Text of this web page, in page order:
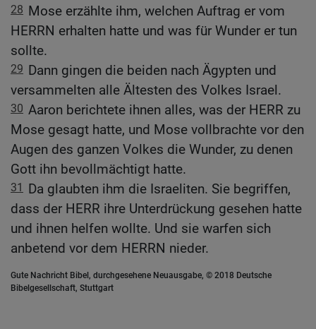
28 Mose erzählte ihm, welchen Auftrag er vom
HERRN erhalten hatte und was für Wunder er tun
sollte.
29 Dann gingen die beiden nach Ägypten und
versammelten alle Ältesten des Volkes Israel.
30 Aaron berichtete ihnen alles, was der HERR zu
Mose gesagt hatte, und Mose vollbrachte vor den
Augen des ganzen Volkes die Wunder, zu denen
Gott ihn bevollmächtigt hatte.
31 Da glaubten ihm die Israeliten. Sie begriffen,
dass der HERR ihre Unterdrückung gesehen hatte
und ihnen helfen wollte. Und sie warfen sich
anbetend vor dem HERRN nieder.
Gute Nachricht Bibel, durchgesehene Neuausgabe, © 2018 Deutsche
Bibelgesellschaft, Stuttgart